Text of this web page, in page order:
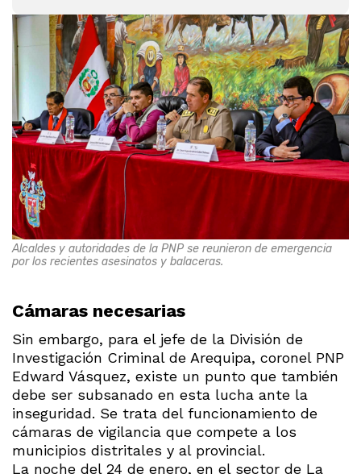
Alcaldes y autoridades de la PNP se reunieron de emergencia
por los recientes asesinatos y balaceras.
Cámaras necesarias
Sin embargo, para el jefe de la División de
Investigación Criminal de Arequipa, coronel PNP
Edward Vásquez, existe un punto que también
debe ser subsanado en esta lucha ante la
inseguridad. Se trata del funcionamiento de
cámaras de vigilancia que compete a los
municipios distritales y al provincial.
La noche del 24 de enero, en el sector de La